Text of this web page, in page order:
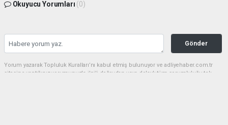
Okuyucu Yorumları (0)
Gönder
Yorum yazarak Topluluk Kuralları’nı kabul etmiş bulunuyor ve adliyehaber.com.tr
sitesine yaptığınız yorumunuzla ilgili doğrudan veya dolaylı tüm sorumluluğu tek